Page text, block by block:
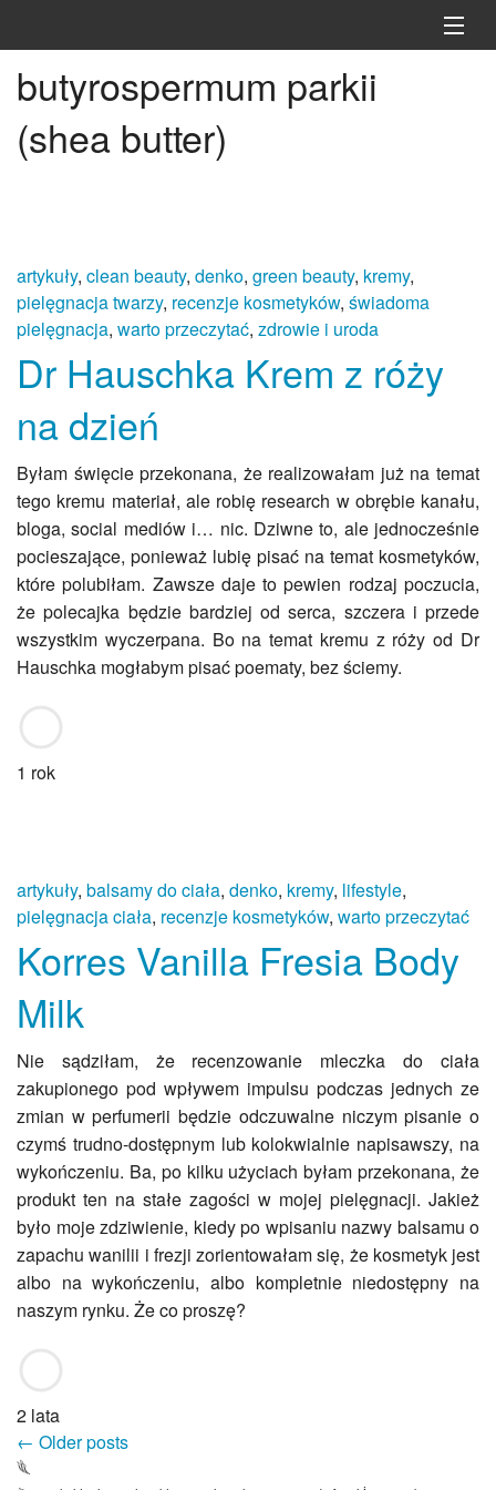
Strona główna
BLOG
URODA & ZDROWIE
SOCIAL MEDIA
WSPÓŁPRACA
butyrospermum parkii
(shea butter)
artykuły, clean beauty, denko, green beauty, kremy,
pielęgnacja twarzy, recenzje kosmetyków, świadoma
pielęgnacja, warto przeczytać, zdrowie i uroda
Dr Hauschka Krem z róży
na dzień
Byłam święcie przekonana, że realizowałam już na temat
tego kremu materiał, ale robię research w obrębie kanału,
bloga, social mediów i… nic. Dziwne to, ale jednocześnie
pocieszające, ponieważ lubię pisać na temat kosmetyków,
które polubiłam. Zawsze daje to pewien rodzaj poczucia,
że polecajka będzie bardziej od serca, szczera i przede
wszystkim wyczerpana. Bo na temat kremu z róży od Dr
Hauschka mogłabym pisać poematy, bez ściemy.
1 rok
artykuły, balsamy do ciała, denko, kremy, lifestyle,
pielęgnacja ciała, recenzje kosmetyków, warto przeczytać
Korres Vanilla Fresia Body
Milk
Nie sądziłam, że recenzowanie mleczka do ciała
zakupionego pod wpływem impulsu podczas jednych ze
zmian w perfumerii będzie odczuwalne niczym pisanie o
czymś trudno-dostępnym lub kolokwialnie napisawszy, na
wykończeniu. Ba, po kilku użyciach byłam przekonana, że
produkt ten na stałe zagości w mojej pielęgnacji. Jakież
było moje zdziwienie, kiedy po wpisaniu nazwy balsamu o
zapachu wanilii i frezji zorientowałam się, że kosmetyk jest
albo na wykończeniu, albo kompletnie niedostępny na
naszym rynku. Że co proszę?
2 lata
Nawigacja
← Older
Older posts
𓆰